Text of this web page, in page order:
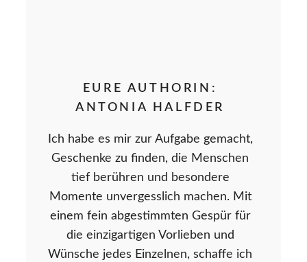
EURE AUTHORIN:
ANTONIA HALFDER
Ich habe es mir zur Aufgabe gemacht,
Geschenke zu finden, die Menschen
tief berühren und besondere
Momente unvergesslich machen. Mit
einem fein abgestimmten Gespür für
die einzigartigen Vorlieben und
Wünsche jedes Einzelnen, schaffe ich